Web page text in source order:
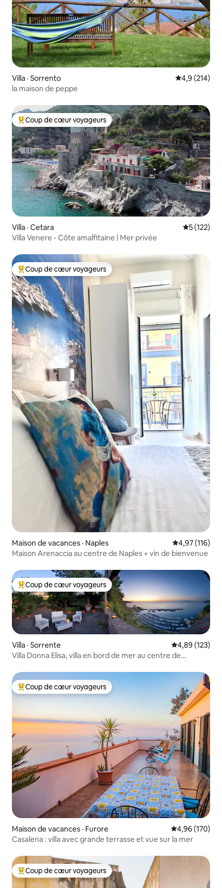
Villa · Sorrento Note
4,9 (214)
la maison de peppe
Coup de cœur voyageurs parmi les plus aimés
Coup de cœur voyageurs
Villa · Cetara Note
5 (122)
Villa Venere - Côte amalfitaine | Mer privée
Coup de cœur voyageurs parmi les plus aimés
Coup de cœur voyageurs
Maison de vacances · Naples Note
4,97 (116)
Maison Arenaccia au centre de Naples + vin de bienvenue
Coup de cœur voyageurs parmi les plus aimés
Coup de cœur voyageurs
Villa · Sorrente Note
4,89 (123)
Villa Donna Elisa, villa en bord de mer au centre de
Coup de cœur voyageurs parmi les plus aimés
Coup de cœur voyageurs
Maison de vacances · Furore Note
4,96 (170)
Casalena : villa avec grande terrasse et vue sur la mer
Coup de cœur voyageurs parmi les plus aimés
Coup de cœur voyageurs